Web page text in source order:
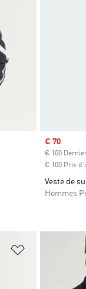
Prix soldé
€ 70
€ 100
€ 100 Prix
Veste de
Hommes
Ajouter à la